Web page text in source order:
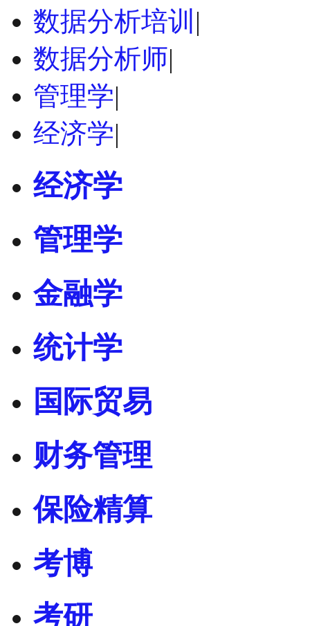
数据分析培训 |
数据分析师|
管理学|
经济学|
经济学
管理学
金融学
统计学
国际贸易
财务管理
保险精算
考博
考研